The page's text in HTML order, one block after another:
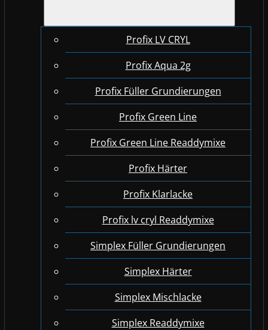
Profix LV CRYL
Profix Aqua 2g
Profix Füller Grundierungen
Profix Green Line
Profix Green Line Readdymixe
Profix Härter
Profix Klarlacke
Profix lv cryl Readdymixe
Simplex Füller Grundierungen
Simplex Härter
Simplex Mischlacke
Simplex Readdymixe